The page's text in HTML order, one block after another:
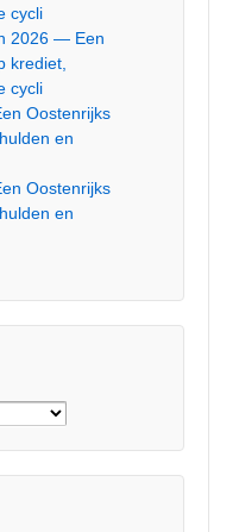
cycli
2026 — Een
krediet,
cycli
Oostenrijks
en
Oostenrijks
en